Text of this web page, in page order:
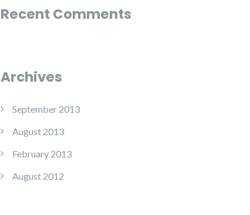
Recent Comments
Archives
September 2013
August 2013
February 2013
August 2012